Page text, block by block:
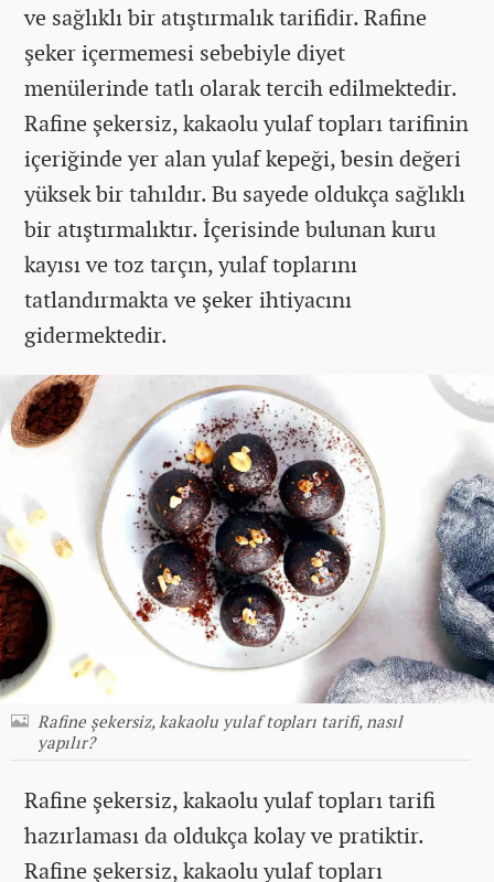
ve sağlıklı bir atıştırmalık tarifidir. Rafine
şeker içermemesi sebebiyle diyet
menülerinde tatlı olarak tercih edilmektedir.
Rafine şekersiz, kakaolu yulaf topları tarifinin
içeriğinde yer alan yulaf kepeği, besin değeri
yüksek bir tahıldır. Bu sayede oldukça sağlıklı
bir atıştırmalıktır. İçerisinde bulunan kuru
kayısı ve toz tarçın, yulaf toplarını
tatlandırmakta ve şeker ihtiyacını
gidermektedir.
Rafine şekersiz, kakaolu yulaf topları tarifi, nasıl
yapılır?
Rafine şekersiz, kakaolu yulaf topları tarifi
hazırlaması da oldukça kolay ve pratiktir.
Rafine şekersiz, kakaolu yulaf topları